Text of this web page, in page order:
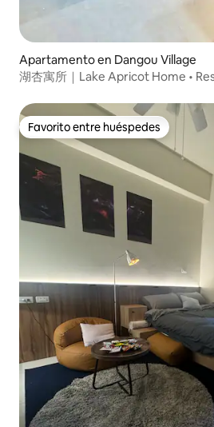
Apartamento en Dangou Village
湖杏寓所｜Lake Apricot Home •
Favorito entre huéspedes
Favorito entre huéspedes